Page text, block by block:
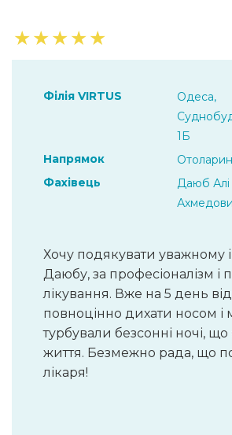
★★★★★
Філія VIRTUS
Одеса,
1Б
Напрямок
Фахівець
Даюб Алі
Хочу подякувати уважному
Даюбу, за професіоналізм і
лікування. Вже на 5 день
повноцінно дихати носом і
турбували безсонні ночі,
життя. Безмежно рада, що
лікаря!